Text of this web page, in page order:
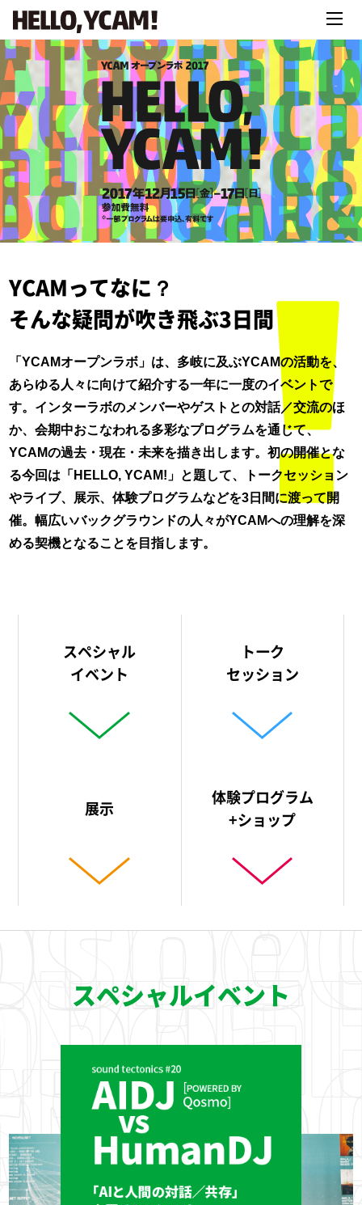
YCAMってなに？
そんな疑問が吹き飛ぶ3日間
「YCAMオープンラボ」は、多岐に及ぶYCAMの活動を、
あらゆる人々に向けて紹介する一年に一度のイベントで
す。インターラボのメンバーやゲストとの対話／交流のほ
か、会期中おこなわれる多彩なプログラムを通じて、
YCAMの過去・現在・未来を描き出します。初の開催とな
る今回は「HELLO, YCAM!」と題して、トークセッション
やライブ、展示、体験プログラムなどを3日間に渡って開
催。幅広いバックグラウンドの人々がYCAMへの理解を深
める契機となることを目指します。
スペシャル
イベント
トーク
セッション
展示
体験プログラム
+ショップ
スペシャルイベント